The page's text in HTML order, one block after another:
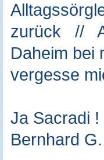
zurück //
Daheim
vergesse
Ja Sacradi
Bernhard